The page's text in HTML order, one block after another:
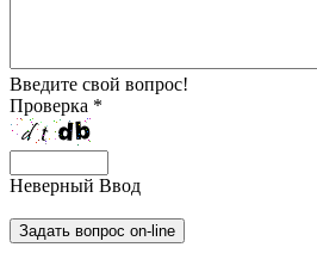
Введите свой вопрос!
Проверка *
Неверный Ввод